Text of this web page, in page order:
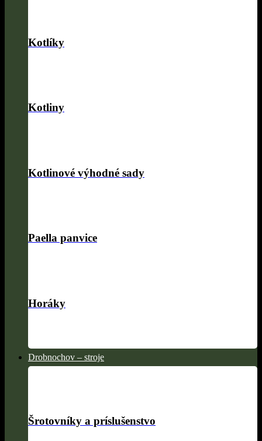
Kotlíky
Kotliny
Kotlinové výhodné sady
Paella panvice
Horáky
Drobnochov – stroje
Šrotovníky a príslušenstvo